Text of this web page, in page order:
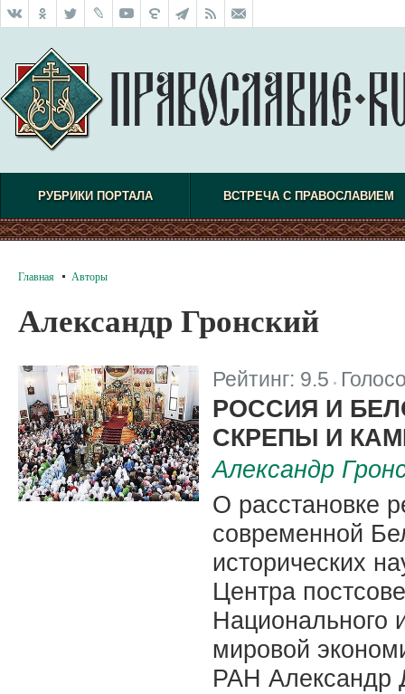
РУБРИКИ ПОРТАЛА ВСТРЕЧА С ПРАВОСЛАВИЕМ
Главная Авторы
Александр Гронский
Рейтинг: 9.5
РОССИЯ И
СКРЕПЫ И
Александр
О расстановке
современной
исторических
Центра
Национального
мировой
РАН Александр